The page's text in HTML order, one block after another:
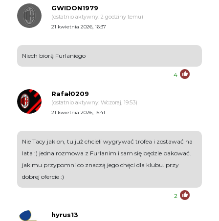
GWIDON1979
(ostatnio aktywny: 2 godziny temu)
21 kwietnia 2026, 16:37
Niech biorą Furlaniego
4
Rafał0209
(ostatnio aktywny: Wczoraj, 19:53)
21 kwietnia 2026, 15:41
Nie Tacy jak on, tu już chcieli wygrywać trofea i zostawać na
lata :) jedna rozmowa z Furlanim i sam się będzie pakować.
jak mu przypomni co znaczą jego chęci dla klubu. przy
dobrej ofercie :)
2
hyrus13